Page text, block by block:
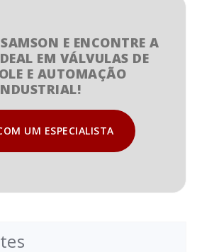
E ENCONTRE A
EM VÁLVULAS DE
E AUTOMAÇÃO
UM ESPECIALISTA